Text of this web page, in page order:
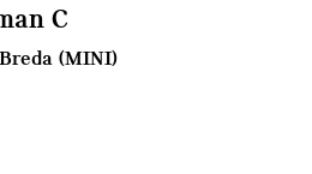
C
(MINI)